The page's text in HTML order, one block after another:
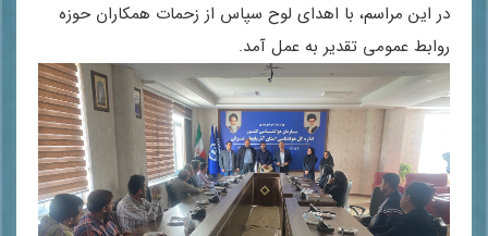
در این مراسم، با اهدای لوح سپاس از زحمات همکاران حوزه
روابط عمومی تقدیر به عمل آمد.